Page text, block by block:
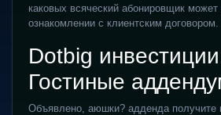
каковых всяческий абонировщик может
ознакомлении с клиентским договором.
Dotbig
Гостиные
Объявлено, аюшки? адденда получите